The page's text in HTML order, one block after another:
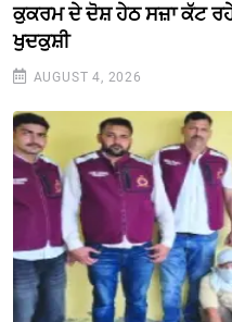
ਕੁਕਰਮ ਦੇ ਦੋਸ਼ ਹੇਠ ਸਜ਼ਾ ਕੱਟ ਰਹੇ
ਖੁਦਕੁਸ਼ੀ
AUGUST 4, 2026